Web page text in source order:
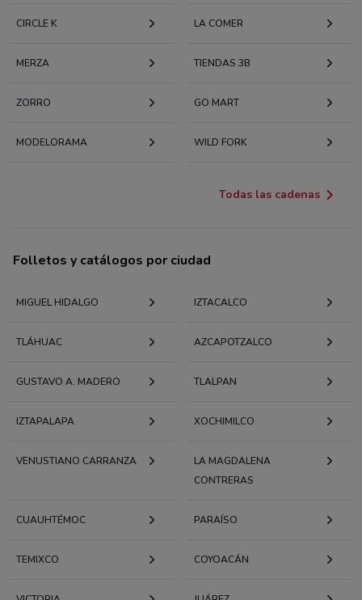
CIRCLE K LA COMER
MERZA TIENDAS 3B
ZORRO GO MART
MODELORAMA WILD FORK
Todas las cadenas
Folletos y catálogos por ciudad
MIGUEL HIDALGO IZTACALCO
TLÁHUAC AZCAPOTZALCO
GUSTAVO A. MADERO TLALPAN
IZTAPALAPA XOCHIMILCO
VENUSTIANO CARRANZA
LA MAGDALENA
CONTRERAS
CUAUHTÉMOC PARAÍSO
TEMIXCO COYOACÁN